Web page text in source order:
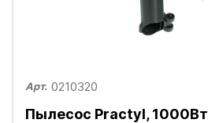
Арт. 0210320
Пылесос Practyl, 1000Вт